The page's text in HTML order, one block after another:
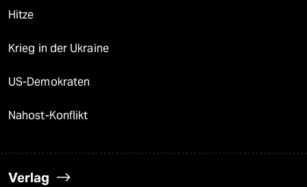
Hitze
Krieg in der Ukraine
US-Demokraten
Nahost-Konflikt
Verlag